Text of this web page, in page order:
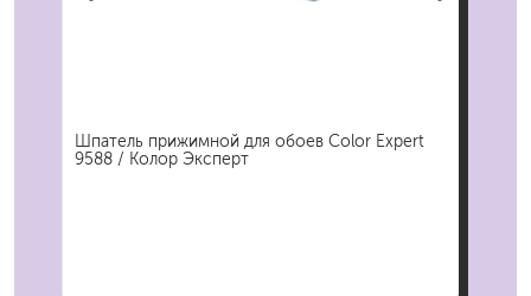
Шпатель прижимной для обоев Color Expert
9588 / Колор Эксперт